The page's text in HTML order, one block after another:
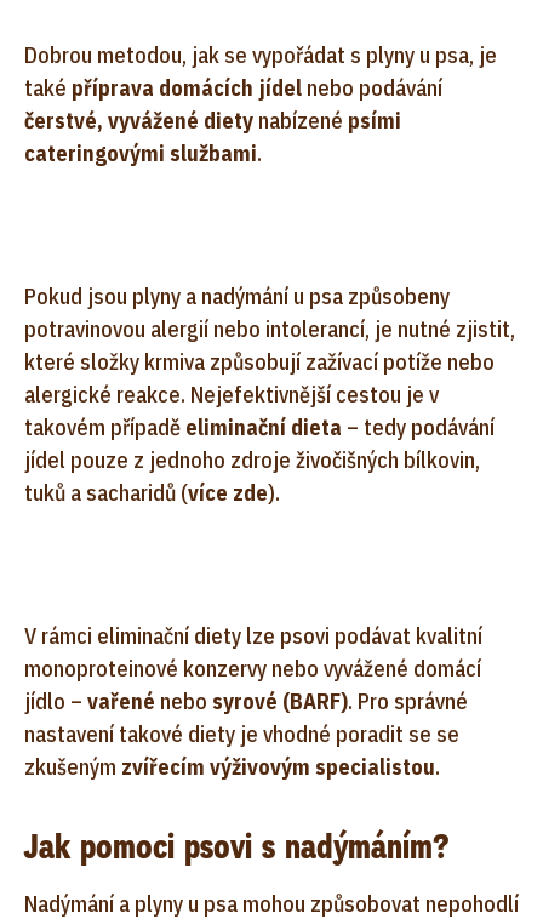
Dobrou metodou, jak se vypořádat s plyny u psa, je
také příprava domácích jídel nebo podávání
čerstvé, vyvážené diety nabízené psími
cateringovými službami.
Pokud jsou plyny a nadýmání u psa způsobeny
potravinovou alergií nebo intolerancí, je nutné zjistit,
které složky krmiva způsobují zažívací potíže nebo
alergické reakce. Nejefektivnější cestou je v
takovém případě eliminační dieta – tedy podávání
jídel pouze z jednoho zdroje živočišných bílkovin,
tuků a sacharidů (více zde).
V rámci eliminační diety lze psovi podávat kvalitní
monoproteinové konzervy nebo vyvážené domácí
jídlo – vařené nebo syrové (BARF). Pro správné
nastavení takové diety je vhodné poradit se se
zkušeným zvířecím výživovým specialistou.
Jak pomoci psovi s nadýmáním?
Nadýmání a plyny u psa mohou způsobovat nepohodlí